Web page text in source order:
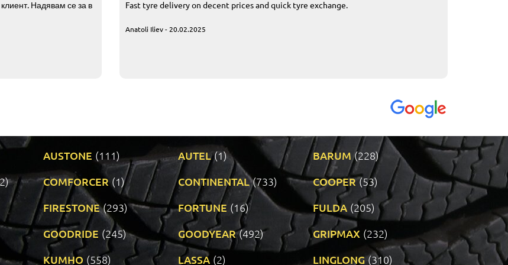
Надявам се за в
Fast tyre delivery on decent prices and quick tyre exchange.
Anatoli Iliev - 20.02.2025
AUSTONE (111) AUTEL (1) BARUM (228)
COMFORCER (1) CONTINENTAL (733) COOPER (53)
FIRESTONE (293) FORTUNE (16) FULDA (205)
GOODRIDE (245) GOODYEAR (492) GRIPMAX (232)
KUMHO (558) LASSA (2) LINGLONG (310)